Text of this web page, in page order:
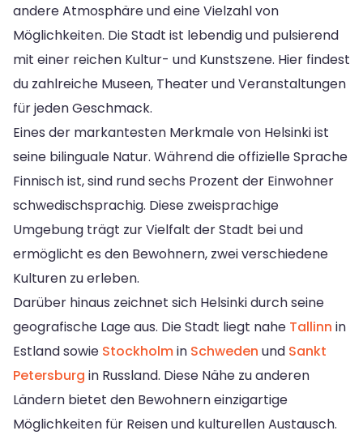
andere Atmosphäre und eine Vielzahl von
Möglichkeiten. Die Stadt ist lebendig und pulsierend
mit einer reichen Kultur- und Kunstszene. Hier findest
du zahlreiche Museen, Theater und Veranstaltungen
für jeden Geschmack.
Eines der markantesten Merkmale von Helsinki ist
seine bilinguale Natur. Während die offizielle Sprache
Finnisch ist, sind rund sechs Prozent der Einwohner
schwedischsprachig. Diese zweisprachige
Umgebung trägt zur Vielfalt der Stadt bei und
ermöglicht es den Bewohnern, zwei verschiedene
Kulturen zu erleben.
Darüber hinaus zeichnet sich Helsinki durch seine
geografische Lage aus. Die Stadt liegt nahe Tallinn in
Estland sowie Stockholmin Schweden und Sankt
Petersburg in Russland. Diese Nähe zu anderen
Ländern bietet den Bewohnern einzigartige
Möglichkeiten für Reisen und kulturellen Austausch.